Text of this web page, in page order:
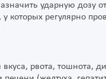
ударную дозу
регулярно
рвота, тошнота,